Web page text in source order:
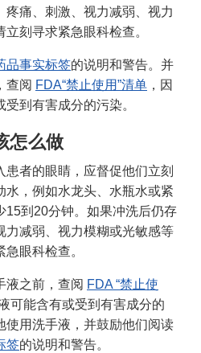
疼痛、刺激、视力减弱、视力
刻寻求紧急眼科检查。
品事实标签的说明和警告。并
查阅 FDA“禁止使用”清单 ，因
到有害成分的污染。
怎么做
者的眼睛，应督促他们立刻
水，例如水龙头、水瓶水或紧
15到20分钟。如果冲洗后仍存
力减弱、视力模糊或光敏感等
眼科检查。
液之前，查阅 FDA “禁止使
可能含有或受到有害成分的
使用洗手液，并鼓励他们阅读
签的说明和警告。